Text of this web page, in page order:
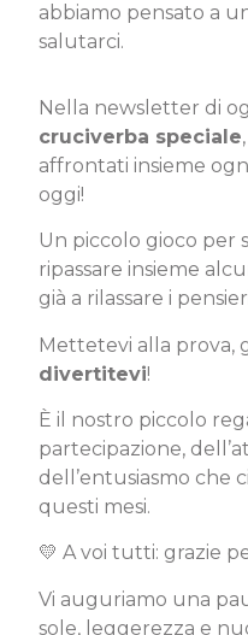
abbiamo pensato a
salutarci.
Nella newsletter di
cruciverba speciale
affrontati insieme
oggi!
Un piccolo gioco per
ripassare insieme
già a rilassare i
Mettetevi alla prova,
divertitevi!
È il nostro piccolo
partecipazione,
dell’entusiasmo che
questi mesi.
💛 A voi tutti: grazie
Vi auguriamo una
sole, leggerezza e